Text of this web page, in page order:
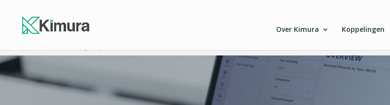
Over Kimura Koppelingen